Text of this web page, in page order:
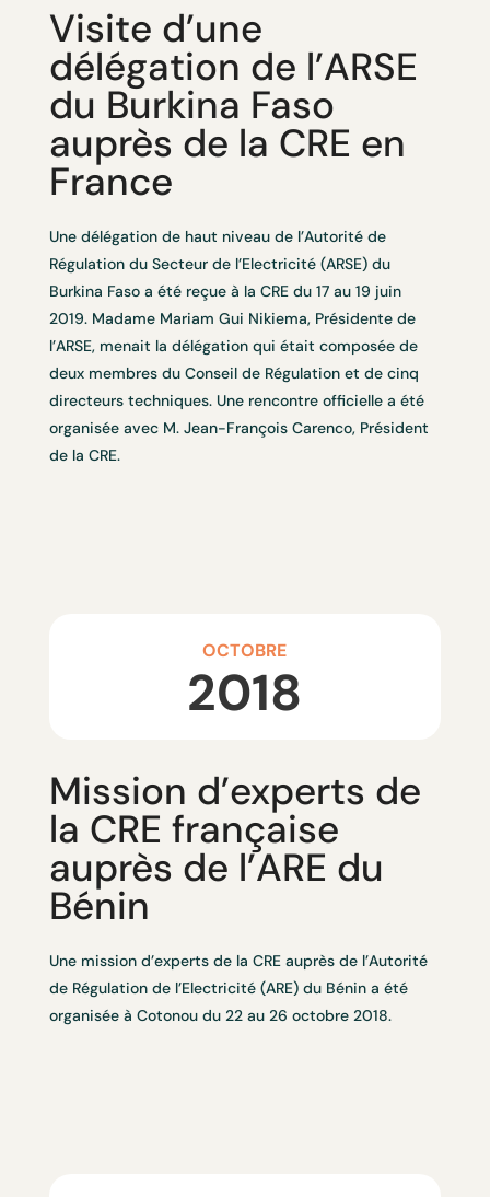
Visite d’une
délégation de l’ARSE
du Burkina Faso
auprès de la CRE en
France
Une délégation de haut niveau de l’Autorité de
Régulation du Secteur de l’Electricité (ARSE) du
Burkina Faso a été reçue à la CRE du 17 au 19 juin
2019. Madame Mariam Gui Nikiema, Présidente de
l’ARSE, menait la délégation qui était composée de
deux membres du Conseil de Régulation et de cinq
directeurs techniques. Une rencontre officielle a été
organisée avec M. Jean-François Carenco, Président
de la CRE.
OCTOBRE
2018
Mission d’experts de
la CRE française
auprès de l’ARE du
Bénin
Une mission d’experts de la CRE auprès de l’Autorité
de Régulation de l’Electricité (ARE) du Bénin a été
organisée à Cotonou du 22 au 26 octobre 2018.